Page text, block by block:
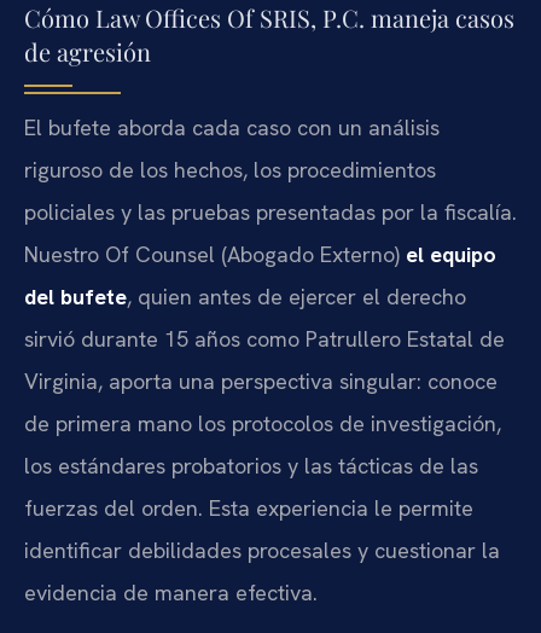
Cómo Law Offices Of SRIS, P.C. maneja casos
de agresión
El bufete aborda cada caso con un análisis
riguroso de los hechos, los procedimientos
policiales y las pruebas presentadas por la fiscalía.
Nuestro Of Counsel (Abogado Externo) el equipo
del bufete, quien antes de ejercer el derecho
sirvió durante 15 años como Patrullero Estatal de
Virginia, aporta una perspectiva singular: conoce
de primera mano los protocolos de investigación,
los estándares probatorios y las tácticas de las
fuerzas del orden. Esta experiencia le permite
identificar debilidades procesales y cuestionar la
evidencia de manera efectiva.